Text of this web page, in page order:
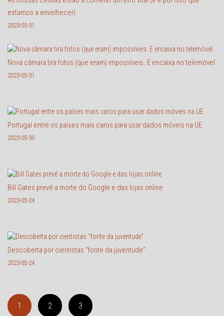
estamos a envelhecer)
2023-05-31
Nova câmara tira fotos (que eram) impossíveis. E encaixa no telemóvel
2023-05-31
Portugal entre os países mais caros para usar dados móveis na UE
2023-05-30
Bill Gates prevê a morte do Google e das lojas online
2023-05-24
Descoberta por cientistas “fonte da juventude”
2023-05-24
1 2 3